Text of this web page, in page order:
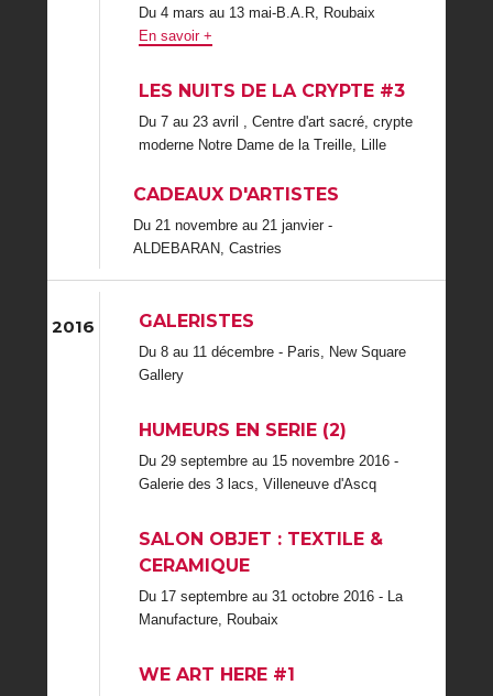
Du 4 mars au 13 mai-B.A.R, Roubaix
En savoir +
LES NUITS DE LA CRYPTE #3
Du 7 au 23 avril , Centre d'art sacré, crypte
moderne Notre Dame de la Treille, Lille
CADEAUX D'ARTISTES
Du 21 novembre au 21 janvier -
ALDEBARAN, Castries
2016 GALERISTES
Du 8 au 11 décembre - Paris, New Square
Gallery
HUMEURS EN SERIE (2)
Du 29 septembre au 15 novembre 2016 -
Galerie des 3 lacs, Villeneuve d'Ascq
SALON OBJET : TEXTILE &
CERAMIQUE
Du 17 septembre au 31 octobre 2016 - La
Manufacture, Roubaix
WE ART HERE #1